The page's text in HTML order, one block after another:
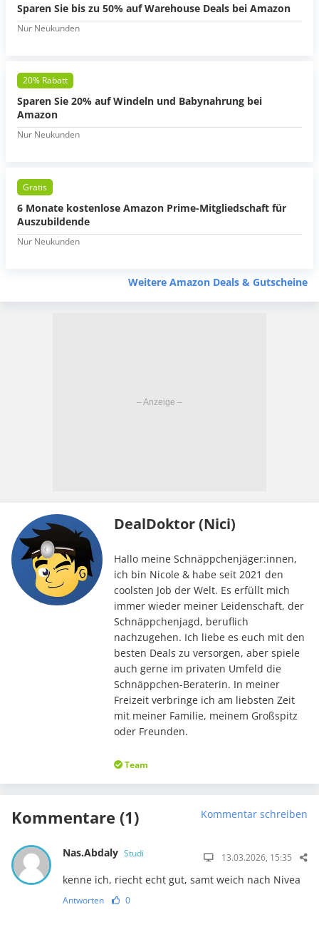
Sparen Sie bis zu 50% auf Warehouse Deals bei Amazon
Nur Neukunden
20% Rabatt
Sparen Sie 20% auf Windeln und Babynahrung bei
Amazon
Nur Neukunden
Gratis
6 Monate kostenlose Amazon Prime-Mitgliedschaft für
Auszubildende
Nur Neukunden
Weitere Amazon Deals & Gutscheine
DealDoktor (Nici)
Hallo meine Schnäppchenjäger:innen,
ich bin Nicole & habe seit 2021 den
coolsten Job der Welt. Es erfüllt mich
immer wieder meiner Leidenschaft, der
Schnäppchenjagd, beruflich
nachzugehen. Ich liebe es euch mit den
besten Deals zu versorgen, aber spiele
auch gerne im privaten Umfeld die
Schnäppchen-Beraterin. In meiner
Freizeit verbringe ich am liebsten Zeit
mit meiner Familie, meinem Großspitz
oder Freunden.
Team
Kommentare (1) Kommentar schreiben
Nas.Abdaly Studi 13.03.2026, 15:35
kenne ich, riecht echt gut, samt weich nach Nivea
Antworten 0